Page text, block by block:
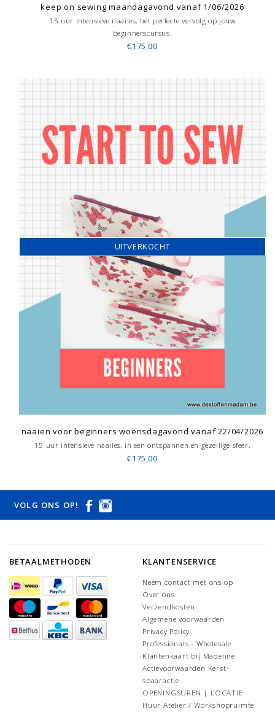
keep on sewing maandagavond vanaf 1/06/2026
15 uur intensieve naailes, het perfecte vervolg op jouw
beginnerscursus.
€175,00
UITVERKOCHT
naaien voor beginners woensdagavond vanaf 22/04/2026
15 uur intensieve naailes, in een ontspannen en gezellige sfeer.
€175,00
VOLG ONS OP!
BETAALMETHODEN KLANTENSERVICE
Neem contact met ons op
Over ons
Verzendkosten
Algemene voorwaarden
Privacy Policy
Professionals - Wholesale
Klantenkaart bij Madeline
Actievoorwaarden Kerst-
spaaractie
OPENINGSUREN | LOCATIE
Huur Atelier / Workshopruimte